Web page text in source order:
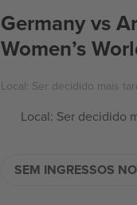
Germany vs
Women’s
Local: Ser decidido mais
Local: Ser decidido
SEM INGRESSOS